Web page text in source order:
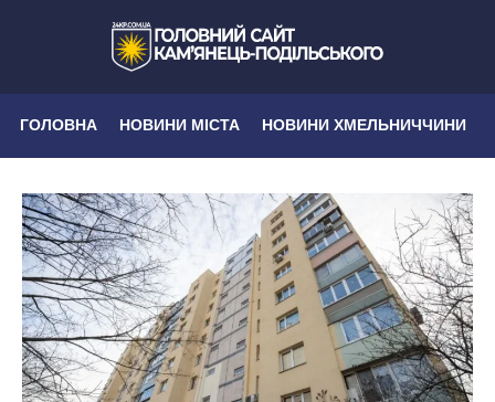
ГОЛОВНА НОВИНИ МІСТА НОВИНИ ХМЕЛЬНИЧЧИНИ